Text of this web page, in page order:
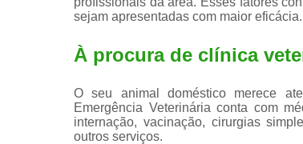
sejam apresentadas com maior eficácia.
À procura de clínica
O seu animal doméstico merece
Emergência Veterinária conta com
internação, vacinação, cirurgias
outros serviços.